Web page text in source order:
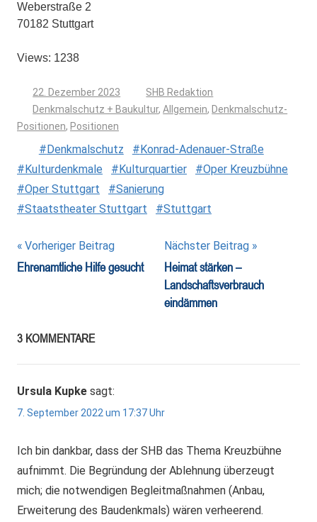
Weberstraße 2
70182 Stuttgart
Views: 1238
22. Dezember 2023
SHB Redaktion
Denkmalschutz + Baukultur,Allgemein, Denkmalschutz-
Positionen, Positionen
Denkmalschutz
Konrad-Adenauer-Straße
Kulturdenkmale
Kulturquartier
Oper Kreuzbühne
Oper Stuttgart
Sanierung
Staatstheater Stuttgart
Stuttgart
Beitragsnavigation
Vorheriger Beitrag
Ehrenamtliche Hilfe gesucht
Nächster Beitrag
Heimat stärken –
Landschaftsverbrauch
eindämmen
3 KOMMENTARE
Ursula Kupke sagt:
7. September 2022 um 17:37 Uhr
Ich bin dankbar, dass der SHB das Thema Kreuzbühne
aufnimmt. Die Begründung der Ablehnung überzeugt
mich; die notwendigen Begleitmaßnahmen (Anbau,
Erweiterung des Baudenkmals) wären verheerend.